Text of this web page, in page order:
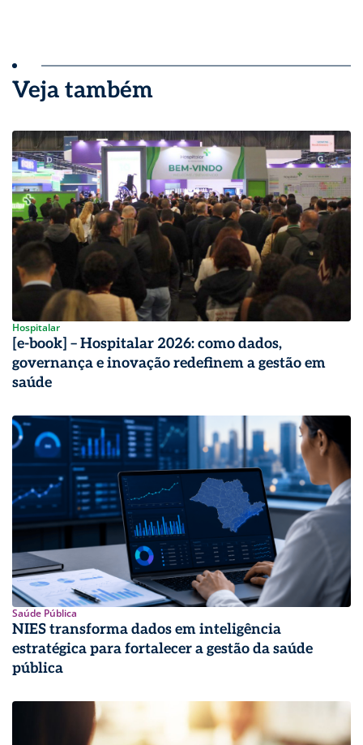
Veja também
Hospitalar
[e-book] – Hospitalar 2026: como dados,
governança e inovação redefinem a gestão em
saúde
Saúde Pública
NIES transforma dados em inteligência
estratégica para fortalecer a gestão da saúde
pública